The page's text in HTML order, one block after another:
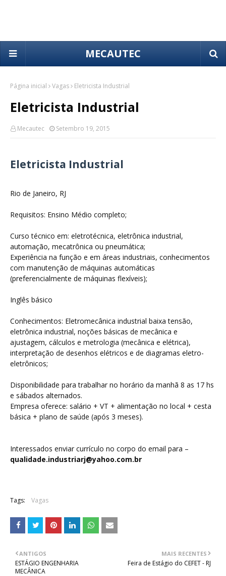
MECAUTEC
Página inicial Vagas Eletricista Industrial
Eletricista Industrial
Mecautec Setembro 19, 2015
Eletricista Industrial
Rio de Janeiro, RJ
Requisitos: Ensino Médio completo;
Curso técnico em: eletrotécnica, eletrônica industrial,
automação, mecatrônica ou pneumática;
Experiência na função e em áreas industriais, conhecimentos
com manutenção de máquinas automáticas
(preferencialmente de máquinas flexíveis);
Inglês básico
Conhecimentos: Eletromecânica industrial baixa tensão,
eletrônica industrial, noções básicas de mecânica e
ajustagem, cálculos e metrologia (mecânica e elétrica),
interpretação de desenhos elétricos e de diagramas eletro-
eletrônicos;
Disponibilidade para trabalhar no horário da manhã 8 as 17 hs
e sábados alternados.
Empresa oferece: salário + VT + alimentação no local + cesta
básica + plano de saúde (após 3 meses).
Interessados enviar currículo no corpo do email para –
qualidade.industriarj@yahoo.com.br
Tags: Vagas
MAIS RECENTES
Feira de Estágio do CEFET - RJ
ANTIGOS
ESTÁGIO ENGENHARIA
MECÂNICA